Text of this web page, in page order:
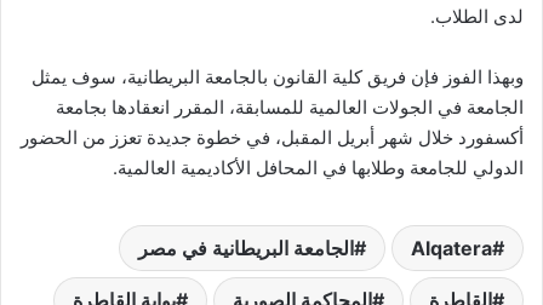
لدى الطلاب.
وبهذا الفوز فإن فريق كلية القانون بالجامعة البريطانية، سوف يمثل
الجامعة في الجولات العالمية للمسابقة، المقرر انعقادها بجامعة
أكسفورد خلال شهر أبريل المقبل، في خطوة جديدة تعزز من الحضور
الدولي للجامعة وطلابها في المحافل الأكاديمية العالمية.
Alqatera الجامعة البريطانية في مصر